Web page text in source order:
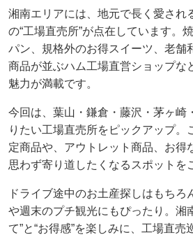
湘南エリアには、地元で長く愛され
の“工場直売所”が点在しています。
パン、規格外のお得スイーツ、老舗
商品が並ぶハム工場直営ショップな
魅力が満載です。
今回は、葉山・鎌倉・藤沢・茅ヶ崎
りたい工場直売所をピックアップ。
定商品や、アウトレット商品、お得
思わず寄り道したくなるスポットを
ドライブ途中のお土産探しはもちろ
や週末のプチ観光にもぴったり。湘
て”と“お得感”を楽しみに、工場直